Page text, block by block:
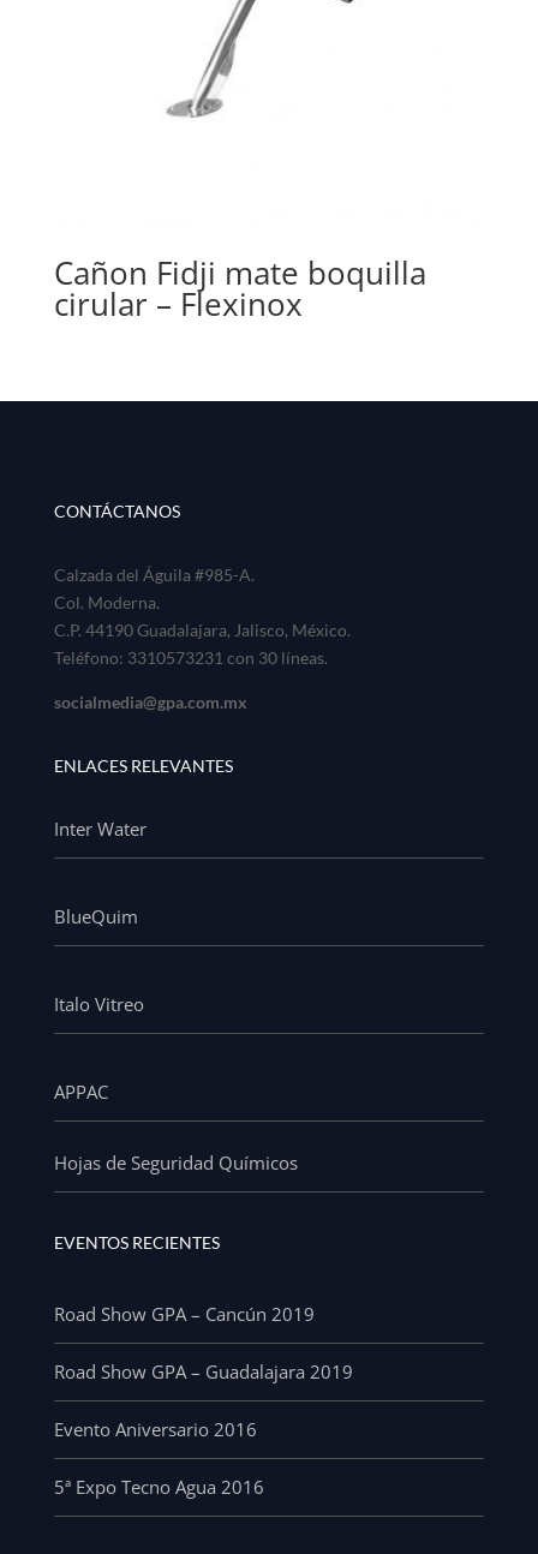
Cañon Fidji mate boquilla
cirular – Flexinox
CONTÁCTANOS
Calzada del Águila #985-A.
Col. Moderna.
C.P. 44190 Guadalajara, Jalisco, México.
Teléfono: 3310573231 con 30 líneas.
socialmedia@gpa.com.mx
ENLACES RELEVANTES
Inter Water
BlueQuim
Italo Vitreo
APPAC
Hojas de Seguridad Químicos
EVENTOS RECIENTES
Road Show GPA – Cancún 2019
Road Show GPA – Guadalajara 2019
Evento Aniversario 2016
5ª Expo Tecno Agua 2016